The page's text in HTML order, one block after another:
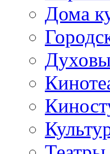
Дома